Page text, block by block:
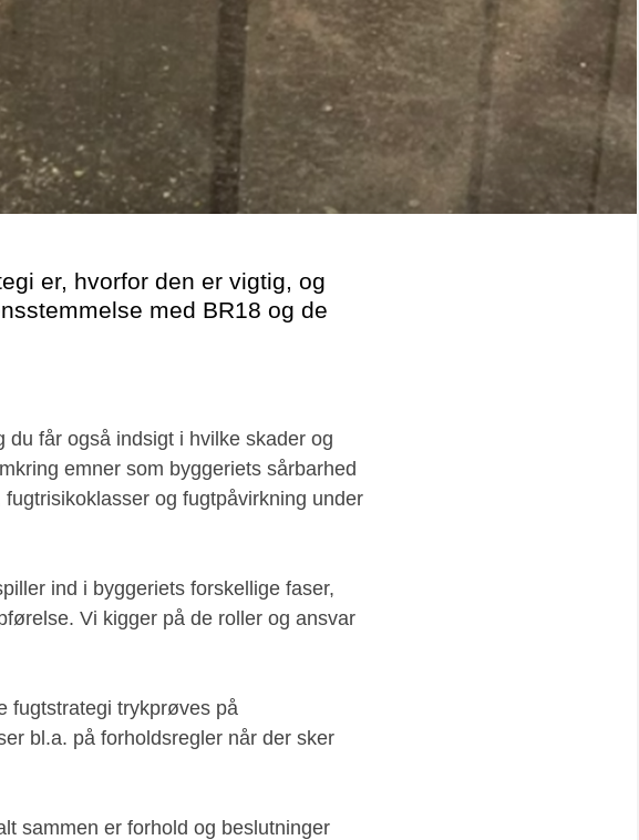
er, hvorfor den er vigtig, og
med BR18 og de
får også indsigt i hvilke skader og
emner som byggeriets sårbarhed
og fugtpåvirkning under
ind i byggeriets forskellige faser,
Vi kigger på de roller og ansvar
fugtstrategi trykprøves på
bl.a. på forholdsregler når der sker
sammen er forhold og beslutninger